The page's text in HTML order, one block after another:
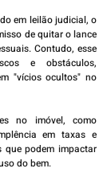
em leilão judicial, o
de quitar o lance
Contudo, esse
e obstáculos,
"vícios ocultos" no
no imóvel, como
em taxas e
podem impactar
do bem.